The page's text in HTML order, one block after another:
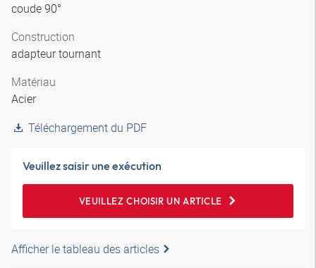
coude 90°
Construction
adapteur tournant
Matériau
Acier
Téléchargement du PDF
Veuillez saisir une exécution
VEUILLEZ CHOISIR UN ARTICLE
Afficher le tableau des articles